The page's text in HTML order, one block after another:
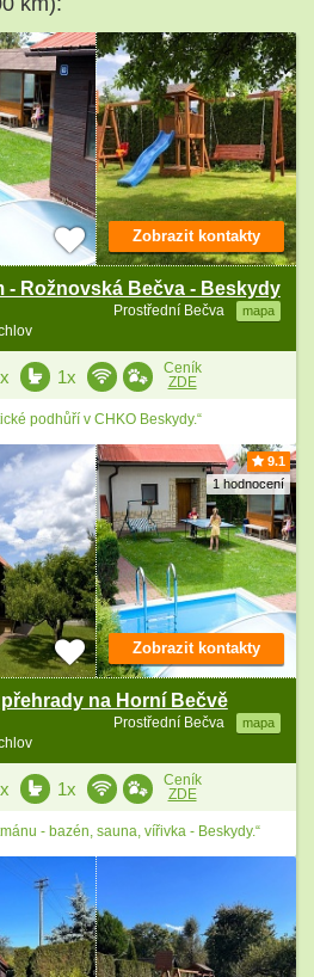
- Rožnovská Bečva - Beskydy
Prostřední Bečva mapa
Zobrazit kontakty
1x
Ceník
ZDE
podhůří v CHKO Beskydy.“
9.1
1 hodnocení
na Horní Bečvě
Prostřední Bečva mapa
Zobrazit kontakty
1x
Ceník
ZDE
- bazén, sauna, vířivka - Beskydy.“